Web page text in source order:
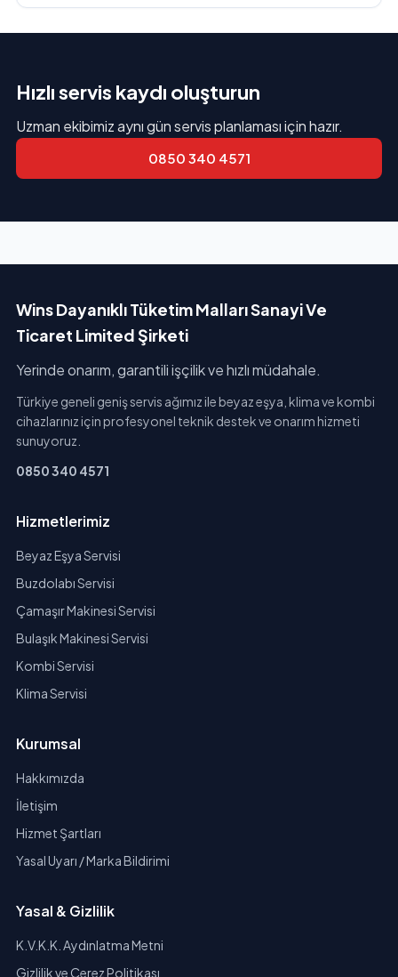
Hızlı servis kaydı oluşturun
Uzman ekibimiz aynı gün servis planlaması için hazır.
0850 340 4571
Wins Dayanıklı Tüketim Malları Sanayi Ve
Ticaret Limited Şirketi
Yerinde onarım, garantili işçilik ve hızlı müdahale.
Türkiye geneli geniş servis ağımız ile beyaz eşya, klima ve kombi
cihazlarınız için profesyonel teknik destek ve onarım hizmeti
sunuyoruz.
0850 340 4571
Hizmetlerimiz
Beyaz Eşya Servisi
Buzdolabı Servisi
Çamaşır Makinesi Servisi
Bulaşık Makinesi Servisi
Kombi Servisi
Klima Servisi
Kurumsal
Hakkımızda
İletişim
Hizmet Şartları
Yasal Uyarı / Marka Bildirimi
Yasal & Gizlilik
K.V.K.K. Aydınlatma Metni
Gizlilik ve Çerez Politikası